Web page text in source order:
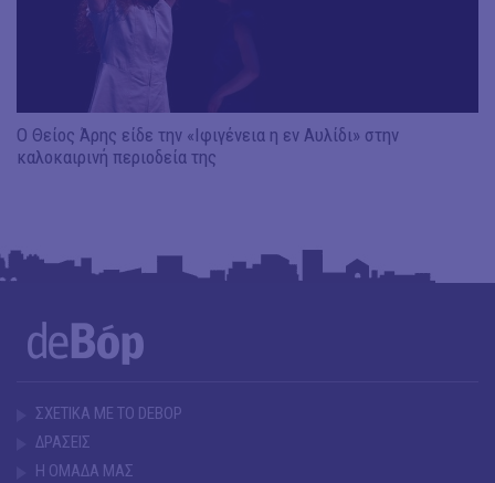
Ο Θείος Άρης είδε την «Ιφιγένεια η εν Αυλίδι» στην
καλοκαιρινή περιοδεία της
ΣΧΕΤΙΚΑ ΜΕ ΤΟ DEBOP
ΔΡΑΣΕΙΣ
Η ΟΜΑΔΑ ΜΑΣ